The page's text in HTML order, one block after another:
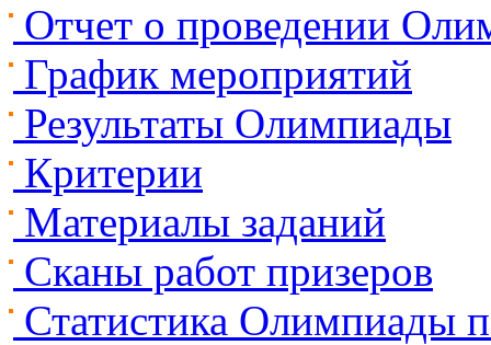
Отчет о проведении
График мероприятий
Результаты Олимпиады
Критерии
Материалы заданий
Сканы работ призеров
Статистика Олимпиады